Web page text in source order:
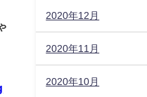
2020年12月
2020年11月
2020年10月